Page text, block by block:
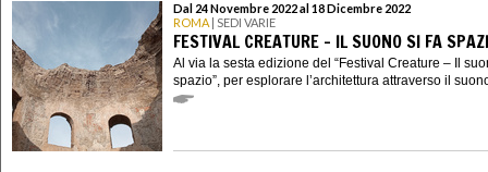
Dal 24 Novembre 2022 al 18 Dicembre 2022
ROMA | SEDI VARIE
FESTIVAL CREATURE - IL SUONO SI FA
Al via la sesta edizione del “Festival Creature – Il
spazio”, per esplorare l’architettura attraverso il